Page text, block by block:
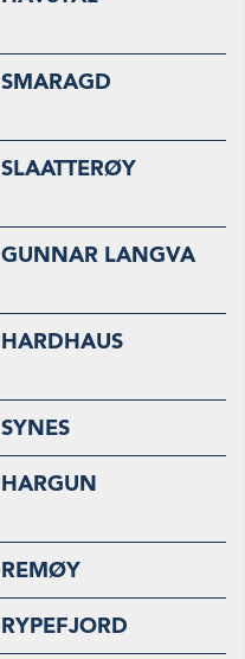
SMARAGD
SLAATTERØY
GUNNAR LANGVA
HARDHAUS
SYNES
HARGUN
REMØY
RYPEFJORD